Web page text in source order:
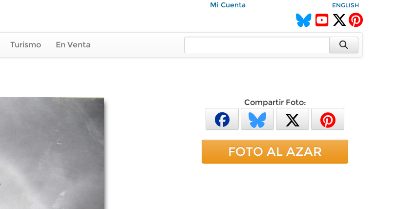
Mi Cuenta ENGLISH
Turismo En Venta
Compartir Foto:
FOTO AL AZAR